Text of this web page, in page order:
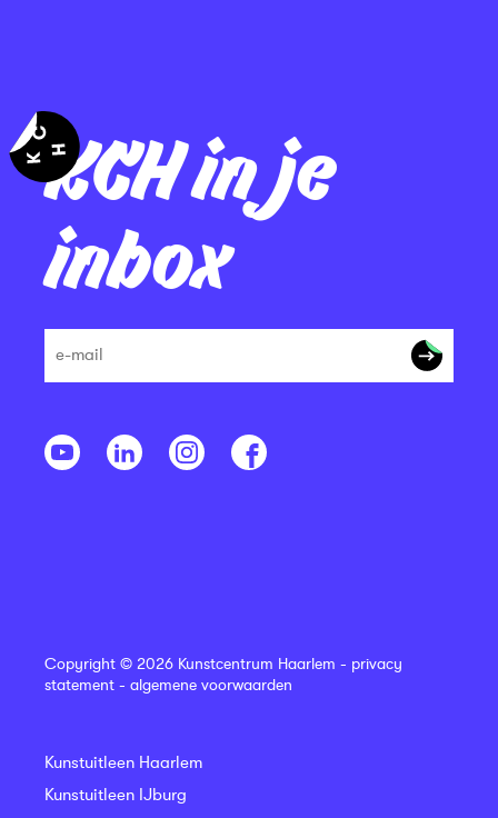
KCH in je
inbox
Copyright © 2026 Kunstcentrum Haarlem - privacy
statement - algemene voorwaarden
Kunstuitleen Haarlem
Kunstuitleen IJburg